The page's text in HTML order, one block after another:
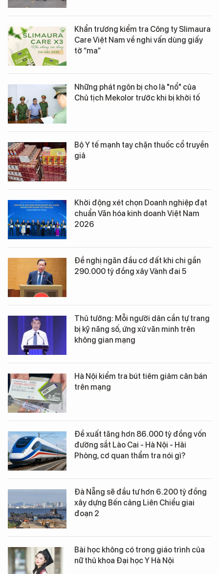
Khẩn trương kiểm tra Công ty Slimaura
Care Việt Nam về nghi vấn dùng giấy
tờ “ma”
Những phát ngôn bị cho là "nổ" của
Chủ tịch Mekolor trước khi bị khởi tố
Bộ Y tế mạnh tay chặn thuốc cổ truyền
giả
Khởi động xét chọn Doanh nghiệp đạt
chuẩn Văn hóa kinh doanh Việt Nam
2026
Đề nghị ngăn đầu cơ đất khi chi gần
290.000 tỷ đồng xây Vành đai 5
Thủ tướng: Mỗi người dân cần tự trang
bị kỹ năng số, ứng xử văn minh trên
không gian mạng
Hà Nội kiểm tra bút tiêm giảm cân bán
trên mạng
Đề xuất tăng hơn 86.000 tỷ đồng vốn
đường sắt Lào Cai - Hà Nội - Hải
Phòng, cơ quan thẩm tra nói gì?
Đà Nẵng sẽ đầu tư hơn 6.200 tỷ đồng
xây dựng Bến cảng Liên Chiểu giai
đoạn 2
Bài học không có trong giáo trình của
nữ thủ khoa Đại học Y Hà Nội